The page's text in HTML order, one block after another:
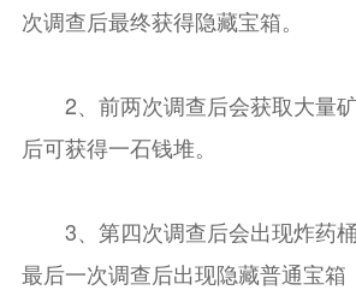
次调查后最终获得隐藏宝箱。
2、前两次调查后会获取大量
后可获得一石钱堆。
3、第四次调查后会出现炸药桶
最后一次调查后出现隐藏普通宝箱